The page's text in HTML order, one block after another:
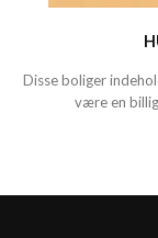
Disse boliger
være en